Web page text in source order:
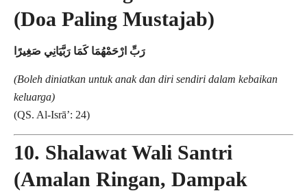
(Doa Paling Mustajab)
رَبِّ ارْحَمْهُمَا كَمَا رَبَّيَانِي صَغِيرًا
(Boleh diniatkan untuk anak dan diri sendiri dalam kebaikan
keluarga)
(QS. Al-Isrā’: 24)
10. Shalawat Wali Santri
(Amalan Ringan, Dampak